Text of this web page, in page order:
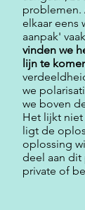
problemen.
elkaar eens
aanpak'
vinden we
lijn te
we
we boven
Het lijkt niet
ligt de
oplossing
deel aan dit
private of